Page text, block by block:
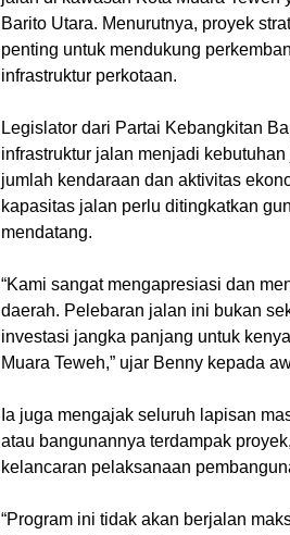
Barito Utara. Menurutnya, proyek
penting untuk mendukung
infrastruktur perkotaan.
Legislator dari Partai Kebangkitan
infrastruktur jalan menjadi
jumlah kendaraan dan aktivitas
kapasitas jalan perlu ditingkatkan
mendatang.
“Kami sangat mengapresiasi dan
daerah. Pelebaran jalan ini bukan
investasi jangka panjang untuk
Muara Teweh,” ujar Benny kepada
Ia juga mengajak seluruh lapisan
atau bangunannya terdampak
kelancaran pelaksanaan
“Program ini tidak akan berjalan